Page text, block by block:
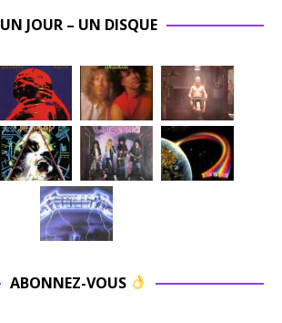
UN JOUR – UN DISQUE
ABONNEZ-VOUS